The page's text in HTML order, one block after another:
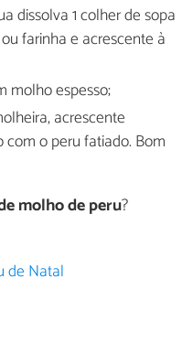
dissolva 1 colher de sopa
farinha e acrescente à
molho espesso;
acrescente
o peru fatiado. Bom
molho de peru?
de Natal